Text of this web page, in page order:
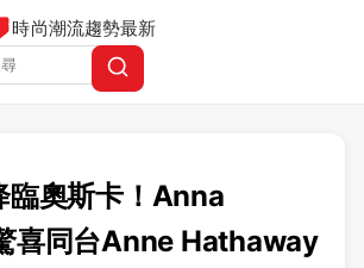
時尚潮流趨勢最新
臨奧斯卡！Anna
喜同台Anne Hathaway